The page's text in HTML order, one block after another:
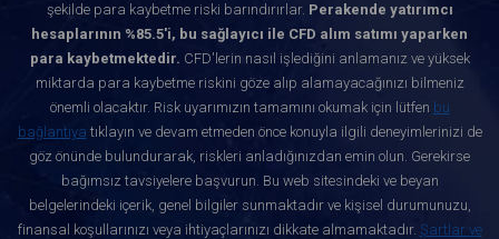
şekilde para kaybetme riski barındırırlar. Perakende yatırımcı
hesaplarının %85.5'i, bu sağlayıcı ile CFD alım satımı yaparken
para kaybetmektedir. CFD'lerin nasıl işlediğini anlamanız ve yüksek
miktarda para kaybetme riskini göze alıp alamayacağınızı bilmeniz
önemli olacaktır. Risk uyarımızın tamamını okumak için lütfen bu
bağlantıya tıklayın ve devam etmeden önce konuyla ilgili deneyimlerinizi de
göz önünde bulundurarak, riskleri anladığınızdan emin olun. Gerekirse
bağımsız tavsiyelere başvurun. Bu web sitesindeki ve beyan
belgelerindeki içerik, genel bilgiler sunmaktadır ve kişisel durumunuzu,
finansal koşullarınızı veya ihtiyaçlarınızı dikkate almamaktadır. Şartlar ve